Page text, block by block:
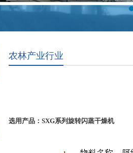
农林产业行业
选用产品：SXG系列旋转闪蒸干燥机